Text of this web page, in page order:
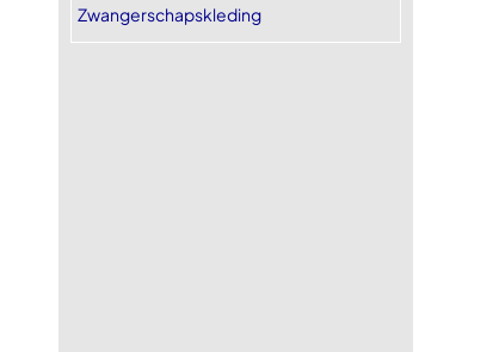
Zwangerschapskleding